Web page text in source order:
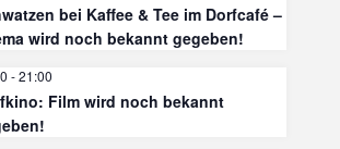
bei Kaffee & Tee im Dorfcafé –
wird noch bekannt gegeben!
-21:00
Film wird noch bekannt